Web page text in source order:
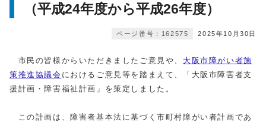
（平成24年度から平成26年度）
2025年10月30日
ページ番号：162575
市民の皆様からいただきましたご意見や、 大阪市障がい者施
策推進協議会 におけるご意見等を踏まえて、「大阪市障害者支
援計画・障害福祉計画」を策定しました。
この計画は、障害者基本法に基づく市町村障がい者計画であ